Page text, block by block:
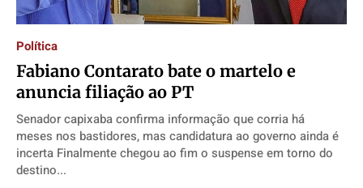
Política
Fabiano Contarato bate o martelo e
anuncia filiação ao PT
Senador capixaba confirma informação que corria há
meses nos bastidores, mas candidatura ao governo ainda é
incerta Finalmente chegou ao fim o suspense em torno do
destino...